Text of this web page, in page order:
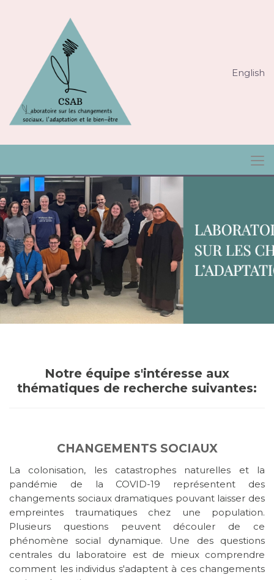
English
Notre équipe s'intéresse aux
thématiques de recherche suivantes:
CHANGEMENTS SOCIAUX
La colonisation, les catastrophes naturelles et la
pandémie de la COVID-19 représentent des
changements sociaux dramatiques pouvant laisser des
empreintes traumatiques chez une population.
Plusieurs questions peuvent découler de ce
phénomène social dynamique. Une des questions
centrales du laboratoire est de mieux comprendre
comment les individus s'adaptent à ces changements